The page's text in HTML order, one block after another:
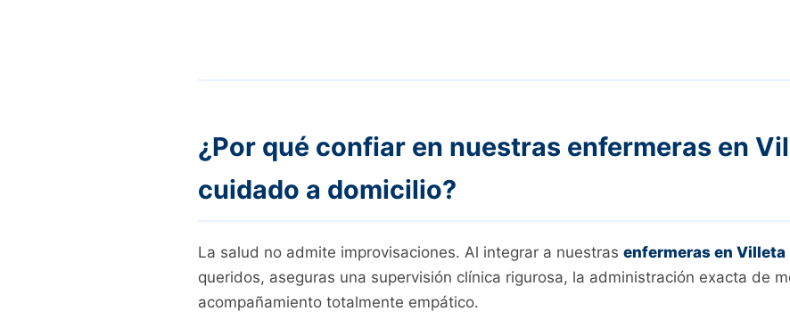
¿Por qué confiar en nuestras enfermeras en
cuidado a domicilio?
La salud no admite improvisaciones. Al integrar a nuestras enfermeras en Villeta
queridos, aseguras una supervisión clínica rigurosa, la administración exacta de
acompañamiento totalmente empático.